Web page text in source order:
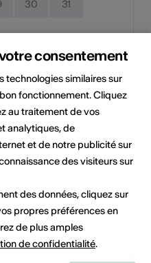
30 31
l'événement à votre
Aude Gignard
la Compagnie (CH)
consentement
technologies similaires sur
fonctionnement. Cliquez
au traitement de vos
analytiques, de
et de notre publicité sur
des visiteurs sur
des données, cliquez sur
propres préférences en
de plus amples
de confidentialité.